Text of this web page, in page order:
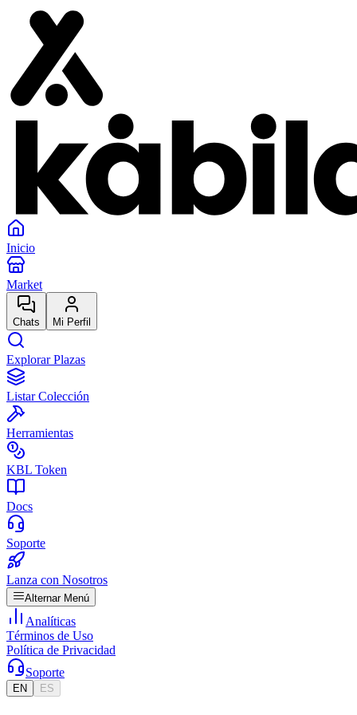
Inicio
Market
Chats Mi Perfil
Explorar Plazas
Listar Colección
Herramientas
KBL Token
Docs
Soporte
Lanza con Nosotros
Alternar Menú
Analíticas
Términos de Uso
Política de Privacidad
Soporte
EN ES